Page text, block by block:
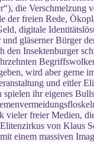
die Verschmelzung
der freien Rede,
digitale
und gläserner Bürger
den Insektenburger
wird aber gerne
und eitler
spielen ihr eigenes
vieler freier Medien,
von Klaus
einem massiven